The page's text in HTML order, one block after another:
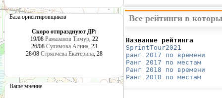
База ориентировщиков
Скоро отпразднуют ДР:
19/08 Рамазанов Тимур, 22
26/08 Сулимова Алина, 23
28/08 Стряпчева Екатерина, 28
Ваше мнение
Все рейтинги в
Название рейтинга
SprintTour2021
ранг 2017 по времени
Ранг 2017 по местам
Ранг 2018 по времени
Ранг 2018 по местам